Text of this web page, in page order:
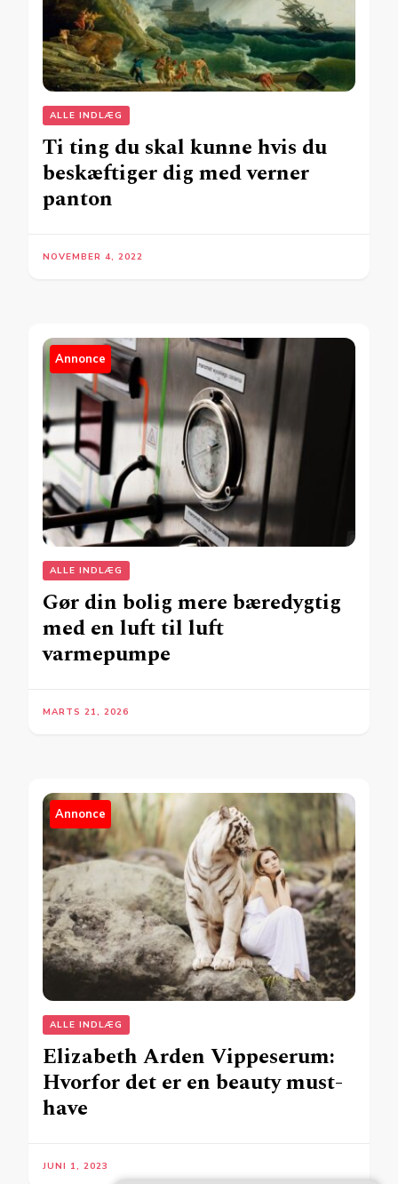
ALLE INDLÆG
Ti ting du skal kunne hvis du
beskæftiger dig med verner
panton
NOVEMBER 4, 2022
Annonce
ALLE INDLÆG
Gør din bolig mere bæredygtig
med en luft til luft
varmepumpe
MARTS 21, 2026
Annonce
ALLE INDLÆG
Elizabeth Arden Vippeserum:
Hvorfor det er en beauty must-
have
JUNI 1, 2023